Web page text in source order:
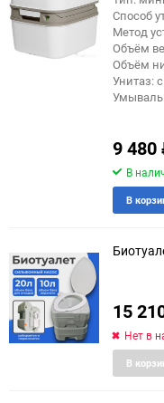
еще 7 фото
Способ
Метод
Объём
Объём
Унитаз:
9 480
В
В
еще 15 фото 15
Нет в
В